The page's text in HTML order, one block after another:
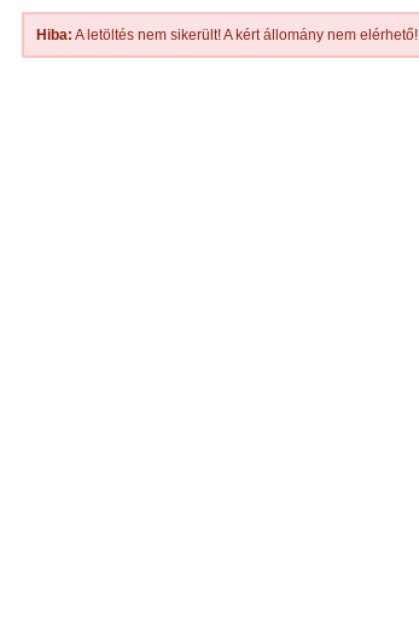
Hiba: A letöltés nem sikerült! A kért állomány nem elérhető!